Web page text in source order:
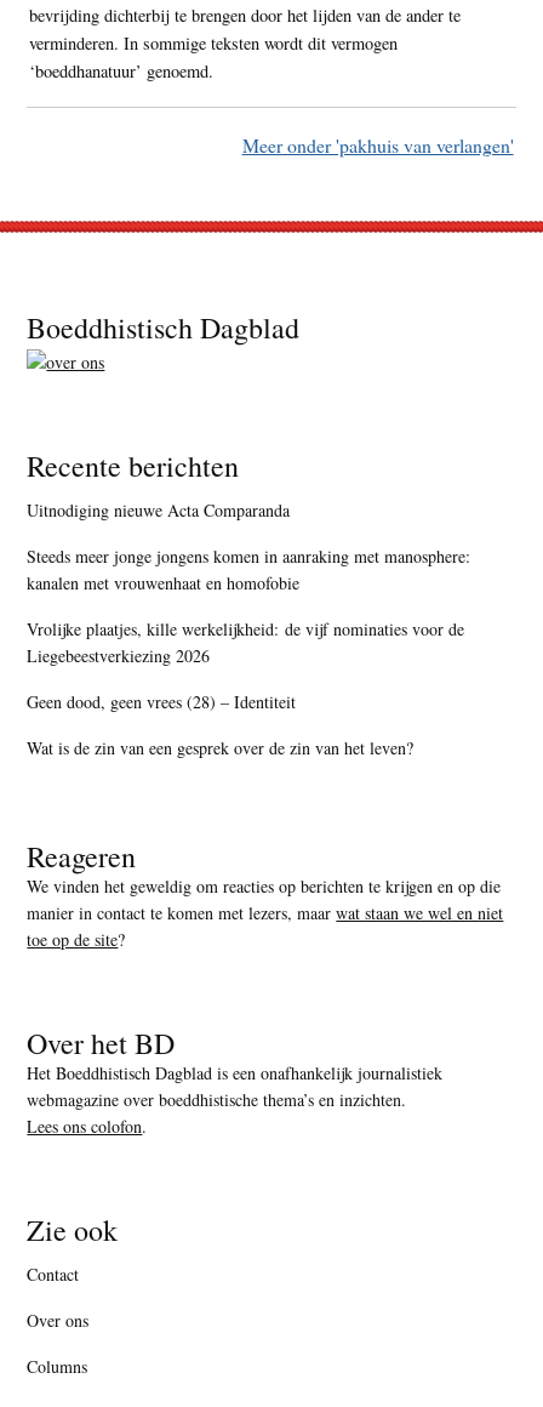
bevrijding dichterbij te brengen door het lijden van de ander te
verminderen. In sommige teksten wordt dit vermogen
‘boeddhanatuur’ genoemd.
Meer onder 'pakhuis van verlangen'
Footer
Boeddhistisch Dagblad
Recente berichten
Uitnodiging nieuwe Acta Comparanda
Steeds meer jonge jongens komen in aanraking met manosphere:
kanalen met vrouwenhaat en homofobie
Vrolijke plaatjes, kille werkelijkheid: de vijf nominaties voor de
Liegebeestverkiezing 2026
Geen dood, geen vrees (28) – Identiteit
Wat is de zin van een gesprek over de zin van het leven?
Reageren
We vinden het geweldig om reacties op berichten te krijgen en op die
manier in contact te komen met lezers, maarwat staan we wel en niet
toe op de site?
Over het BD
Het Boeddhistisch Dagblad is een onafhankelijk journalistiek
webmagazine over boeddhistische thema’s en inzichten.
Lees ons colofon.
Zie ook
Contact
Over ons
Columns